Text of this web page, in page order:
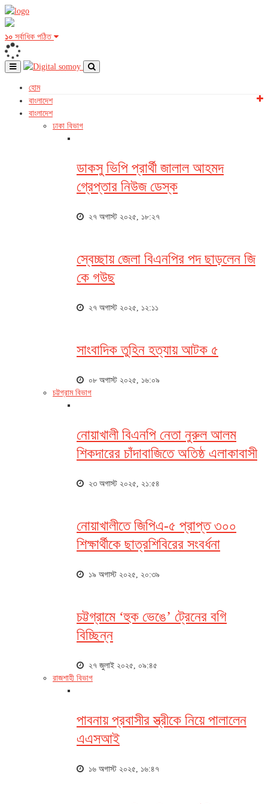
১০ সর্বাধিক পঠিত
হোম
বাংলাদেশ
বাংলাদেশ
ঢাকা বিভাগ
ডাকসু ভিপি প্রার্থী জালাল আহমদ
গ্রেপ্তার নিউজ ডেস্ক
২৭ অগাস্ট ২০২৫, ১৮:২৭
স্বেচ্ছায় জেলা বিএনপির পদ ছাড়লেন জি
কে গউছ
২৭ অগাস্ট ২০২৫, ১২:১১
সাংবাদিক তুহিন হত্যায় আটক ৫
০৮ অগাস্ট ২০২৫, ১৬:০৯
চট্টগ্রাম বিভাগ
নোয়াখালী বিএনপি নেতা নুরুল আলম
শিকদারের চাঁদাবাজিতে অতিষ্ঠ এলাকাবাসী
২৩ অগাস্ট ২০২৫, ২১:৫৪
নোয়াখালীতে জিপিএ-৫ প্রাপ্ত ৩০০
শিক্ষার্থীকে ছাত্রশিবিরের সংবর্ধনা
১৯ অগাস্ট ২০২৫, ২০:৩৯
চট্টগ্রামে ‘হুক ভেঙে’ ট্রেনের বগি
বিচ্ছিন্ন
২৭ জুলাই ২০২৫, ০৯:৪৫
রাজশাহী বিভাগ
পাবনায় প্রবাসীর স্ত্রীকে নিয়ে পালালেন
এএসআই
১৬ অগাস্ট ২০২৫, ১৬:৪৭